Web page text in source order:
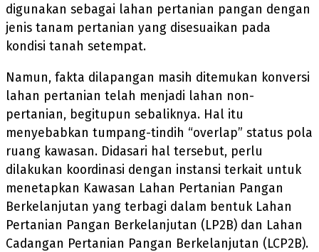
digunakan sebagai lahan pertanian pangan dengan
jenis tanam pertanian yang disesuaikan pada
kondisi tanah setempat.
Namun, fakta dilapangan masih ditemukan konversi
lahan pertanian telah menjadi lahan non-
pertanian, begitupun sebaliknya. Hal itu
menyebabkan tumpang-tindih “overlap” status pola
ruang kawasan. Didasari hal tersebut, perlu
dilakukan koordinasi dengan instansi terkait untuk
menetapkan Kawasan Lahan Pertanian Pangan
Berkelanjutan yang terbagi dalam bentuk Lahan
Pertanian Pangan Berkelanjutan (LP2B) dan Lahan
Cadangan Pertanian Pangan Berkelanjutan (LCP2B).